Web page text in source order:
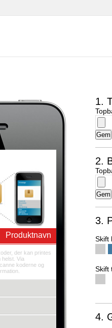
Produktnavn
der kan printes
Via
koderne og
1.
2.
3.
Skift
Skift
4.